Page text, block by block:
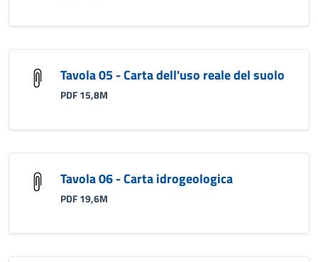
Tavola 05 - Carta dell'uso reale del suolo
PDF 15,8M
Tavola 06 - Carta idrogeologica
PDF 19,6M